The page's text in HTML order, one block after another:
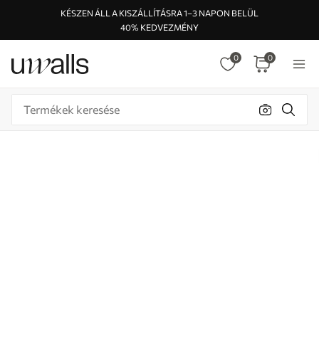
KÉSZEN ÁLL A KISZÁLLÍTÁSRA 1–3 NAPON BELÜL
40% KEDVEZMÉNY
0 0